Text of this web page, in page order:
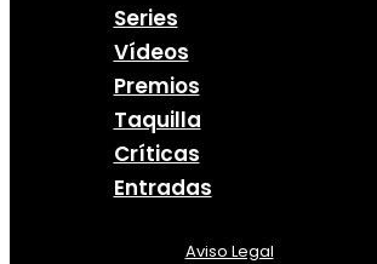
Series
Vídeos
Premios
Taquilla
Críticas
Entradas
Aviso Legal